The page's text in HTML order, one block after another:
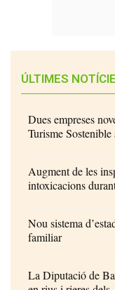
ÚLTIMES
Dues empreses
Turisme
Augment de les
intoxicacions
Nou sistema
familiar
La Diputació de